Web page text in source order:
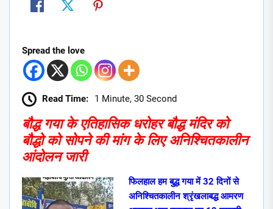
Spread the love
Read Time: 1 Minute, 30 Second
बौद्ध गया के एतिहासिक धरोहर बौद्ध मंदिर को
बौद्धो को सोपने की मांग के लिए अनिश्चितकालीन
आंदोलन जारी
फिलहाल हम बुद्ध गया में 32 दिनों से
अनिश्चितकालीन श्रृंखलाबद्ध आमरण